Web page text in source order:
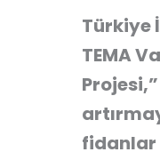
Türkiye
TEMA
fidanlar